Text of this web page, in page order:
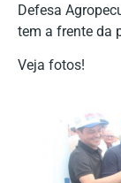
Defesa
tem a frente da
Veja fotos!